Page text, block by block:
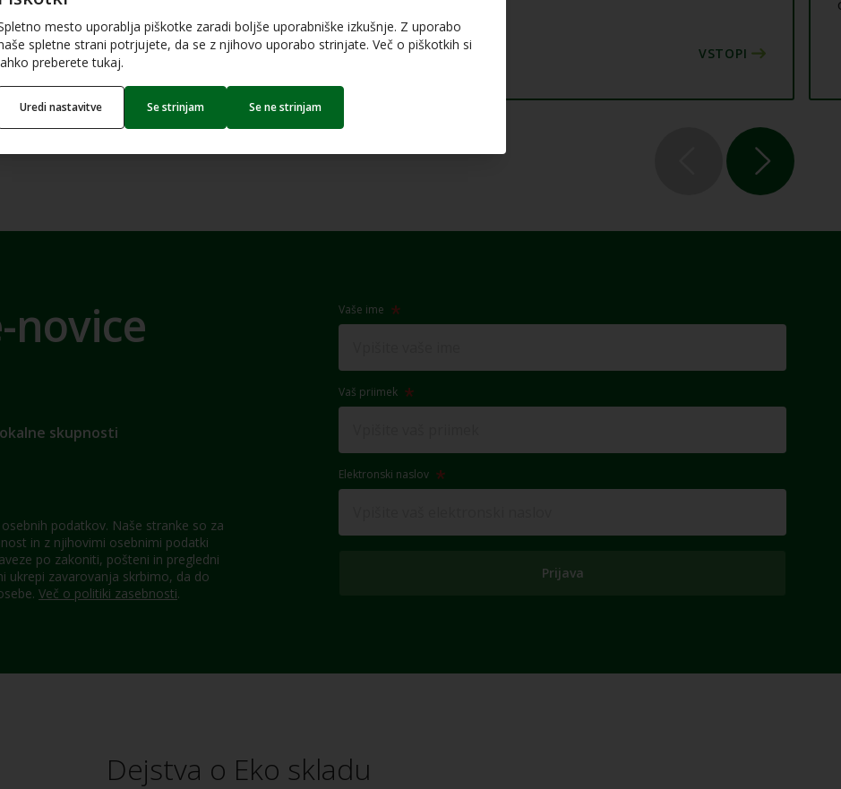
da prinašajo nižje obrestne mere.
novice
skupnosti
podatkov. Naše stranke so za
in z njihovimi osebnimi podatki
po zakoniti, pošteni in pregledni
ukrepi zavarovanja skrbimo, da do
Več o politiki zasebnosti.
Vaše ime
Vaš priimek
Elektronski naslov
Prijava
Dejstva o Eko skladu
mesto uporablja piškotke zaradi boljše uporabniške izkušnje. Z uporabo
spletne strani potrjujete, da se z njihovo uporabo strinjate. Več o piškotkih si
preberete tukaj.
Uredi nastavitve Se strinjam Se ne strinjam